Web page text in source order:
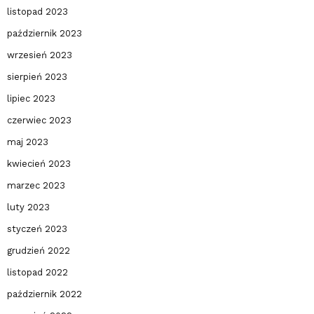
listopad 2023
październik 2023
wrzesień 2023
sierpień 2023
lipiec 2023
czerwiec 2023
maj 2023
kwiecień 2023
marzec 2023
luty 2023
styczeń 2023
grudzień 2022
listopad 2022
październik 2022